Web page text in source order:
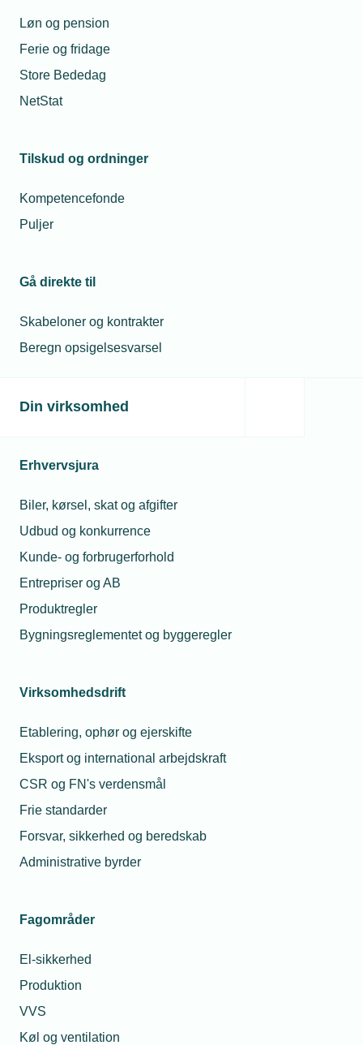
Løn og pension
Ferie og fridage
Store Bededag
NetStat
Tilskud og ordninger
Kompetencefonde
Puljer
Gå direkte til
Skabeloner og kontrakter
Beregn opsigelsesvarsel
Din virksomhed
Erhvervsjura
Biler, kørsel, skat og afgifter
Udbud og konkurrence
Kunde- og forbrugerforhold
Entrepriser og AB
Produktregler
Bygningsreglementet og byggeregler
Virksomhedsdrift
Etablering, ophør og ejerskifte
Eksport og international arbejdskraft
CSR og FN's verdensmål
Frie standarder
Forsvar, sikkerhed og beredskab
Administrative byrder
Fagområder
El-sikkerhed
Produktion
VVS
Køl og ventilation